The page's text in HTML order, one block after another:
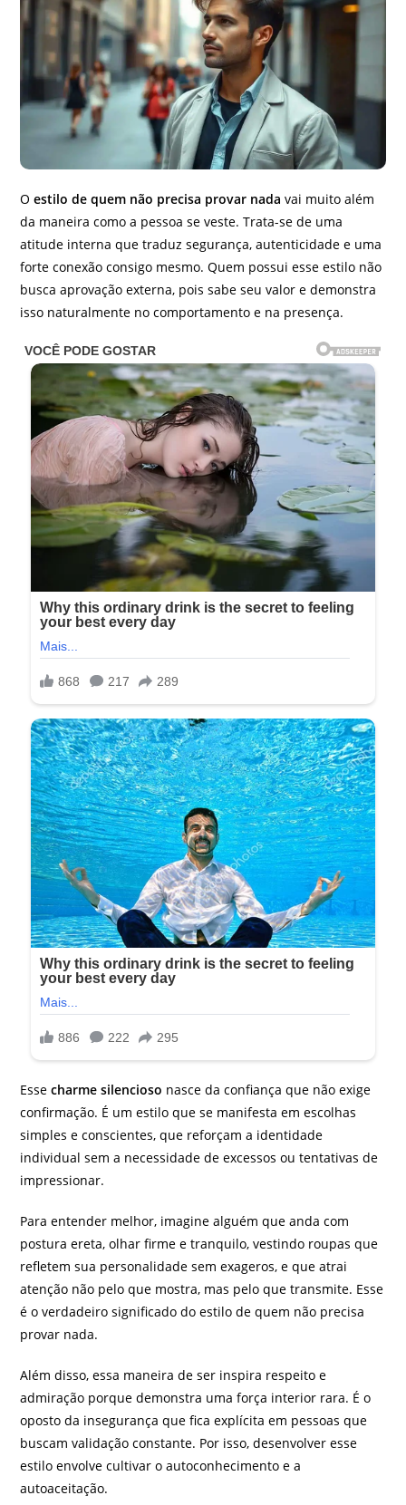
Oestilo de quem não precisa provar nada vai muito além
da maneira como a pessoa se veste. Trata-se de uma
atitude interna que traduz segurança, autenticidade e uma
forte conexão consigo mesmo. Quem possui esse estilo não
busca aprovação externa, pois sabe seu valor e demonstra
isso naturalmente no comportamento e na presença.
Essecharme silencioso nasce da confiança que não exige
confirmação. É um estilo que se manifesta em escolhas
simples e conscientes, que reforçam a identidade
individual sem a necessidade de excessos ou tentativas de
impressionar.
Para entender melhor, imagine alguém que anda com
postura ereta, olhar firme e tranquilo, vestindo roupas que
refletem sua personalidade sem exageros, e que atrai
atenção não pelo que mostra, mas pelo que transmite. Esse
é o verdadeiro significado do estilo de quem não precisa
provar nada.
Além disso, essa maneira de ser inspira respeito e
admiração porque demonstra uma força interior rara. É o
oposto da insegurança que fica explícita em pessoas que
buscam validação constante. Por isso, desenvolver esse
estilo envolve cultivar o autoconhecimento e a
autoaceitação.